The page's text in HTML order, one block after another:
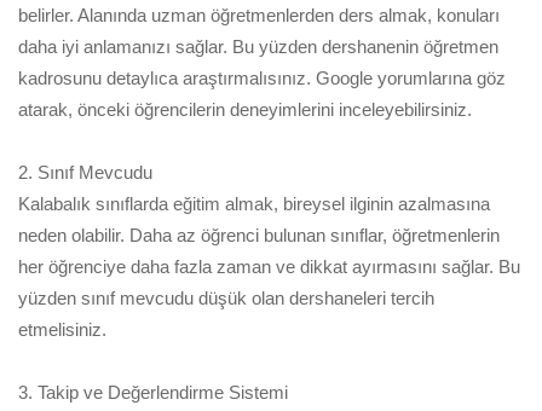
belirler. Alanında uzman öğretmenlerden ders almak, konuları
daha iyi anlamanızı sağlar. Bu yüzden dershanenin öğretmen
kadrosunu detaylıca araştırmalısınız. Google yorumlarına göz
atarak, önceki öğrencilerin deneyimlerini inceleyebilirsiniz.
2. Sınıf Mevcudu
Kalabalık sınıflarda eğitim almak, bireysel ilginin azalmasına
neden olabilir. Daha az öğrenci bulunan sınıflar, öğretmenlerin
her öğrenciye daha fazla zaman ve dikkat ayırmasını sağlar. Bu
yüzden sınıf mevcudu düşük olan dershaneleri tercih
etmelisiniz.
3. Takip ve Değerlendirme Sistemi